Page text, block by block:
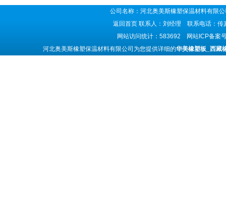
公司名称：河北奥美斯橡塑保温材料有
返回首页 联系人：刘经理 联系电话：
网站访问统计：583692 网站ICP备案
河北奥美斯橡塑保温材料有限公司为您提供详细的华美橡塑板_西藏